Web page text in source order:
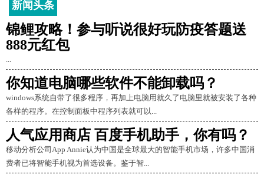
新闻头条
锦鲤攻略！参与听说很好玩防疫答题送
888元红包
...
你知道电脑哪些软件不能卸载吗？
windows系统自带了很多程序，再加上电脑用就久了电脑里就被安装了各种
各样的程序。在控制面板中程序列表就可以...
人气应用商店 百度手机助手，你有吗？
移动分析公司App Annie认为中国是全球最大的智能手机市场，许多中国消
费者已将智能手机视为首选设备。鉴于智...